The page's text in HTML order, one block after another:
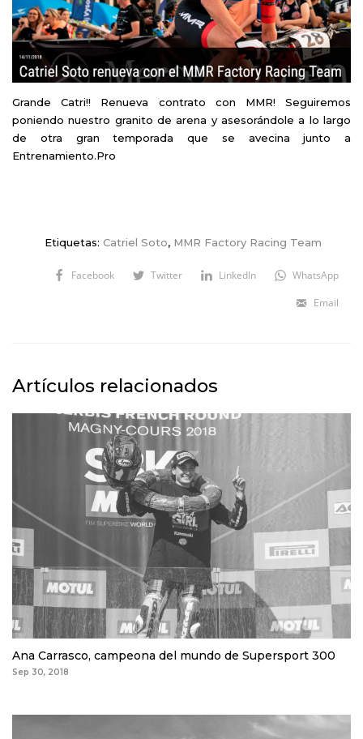
Grande Catri!! Renueva contrato con MMR! Seguiremos
poniendo nuestro granito de arena y asesorándole a lo largo
de otra gran temporada que se avecina junto a
Entrenamiento.Pro
Etiquetas: Catriel Soto, MMR Factory Racing Team
Facebook Twitter LinkedIn
WhatsApp
Email
Artículos relacionados
Ana Carrasco, campeona del mundo de Supersport 300
Sep 30, 2018